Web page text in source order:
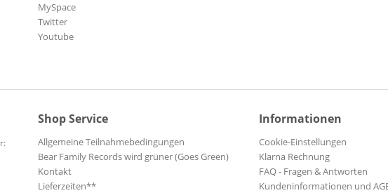
MySpace
Twitter
Youtube
Shop Service
Allgemeine Teilnahmebedingungen
Bear Family Records wird grüner (Goes Green)
Kontakt
Lieferzeiten**
Informationen
Cookie-Einstellungen
Klarna Rechnung
FAQ - Fragen & Antworten
Kundeninformationen und